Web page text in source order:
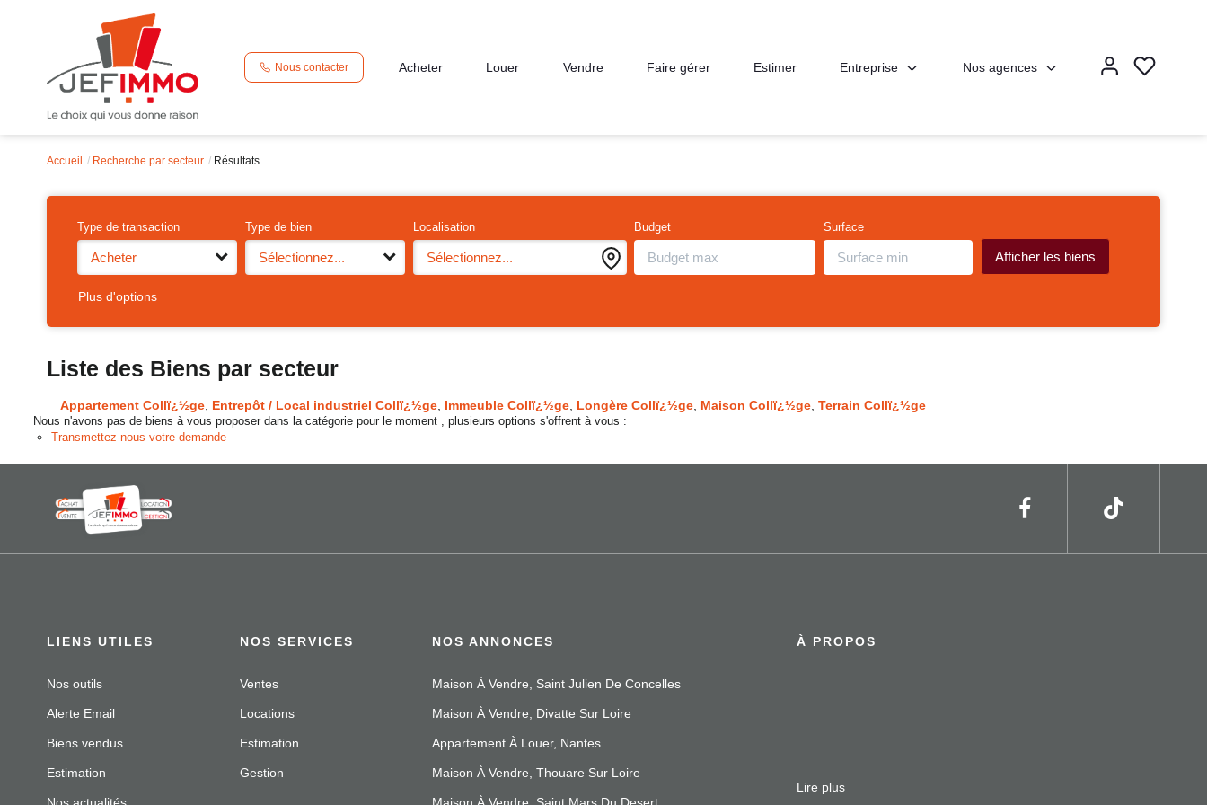
Nous contacter Acheter Louer Vendre Faire gérer Estimer Entreprise Nos agences
Accueil Recherche par secteur Résultats
Type de transaction
Acheter
Type de bien
Sélectionnez...
Localisation
Sélectionnez...
Budget Surface
Plus d'options
Liste des Biens par secteur
Appartement Collï¿½ge Entrepôt / Local industriel Collï¿½ge Immeuble Collï¿½ge Longère Collï¿½ge Maison Collï¿½ge Terrain Collï¿½ge
Nous n'avons pas de biens à vous proposer dans la catégorie pour le moment , plusieurs options s'offrent à vous :
Transmettez-nous votre demande
LIENS UTILES
Nos outils
Alerte Email
Biens vendus
Estimation
NOS SERVICES
Ventes
Locations
Estimation
Gestion
NOS ANNONCES
Maison À Vendre, Saint Julien De Concelles
Maison À Vendre, Divatte Sur Loire
Appartement À Louer, Nantes
Maison À Vendre, Thouare Sur Loire
À PROPOS
Lire plus